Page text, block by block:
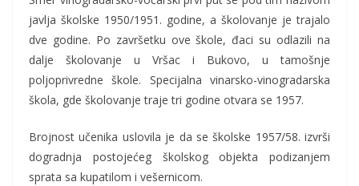
javlja školske 1950/1951. godine, a školovanje je trajalo
dve godine. Po završetku ove škole, đaci su odlazili na
dalje školovanje u Vršac i Bukovo, u tamošnje
poljoprivredne škole. Specijalna vinarsko-vinogradarska
škola, gde školovanje traje tri godine otvara se 1957.
Brojnost učenika uslovila je da se školske 1957/58. izvrši
dogradnja postojećeg školskog objekta podizanjem
sprata sa kupatilom i vešernicom.